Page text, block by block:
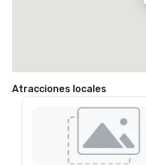
Atracciones locales